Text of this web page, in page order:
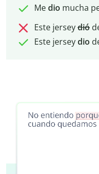
Medio mucha
Este jerseydió
Este jerseydio